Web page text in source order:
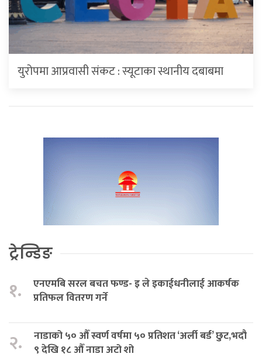
युरोपमा आप्रवासी संकट : स्यूटाका स्थानीय दबाबमा
ट्रेन्डिङ
१.
एनएमबि सरल बचत फण्ड- इ ले इकाईधनीलाई आकर्षक
प्रतिफल वितरण गर्ने
२.
नाडाको ५० औँ स्वर्ण वर्षमा ५० प्रतिशत ‘अर्ली बर्ड’ छुट,भदौ
९ देखि १८ औँ नाडा अटो शो